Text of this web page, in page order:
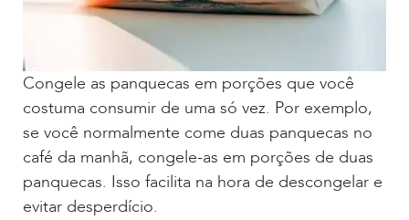
Congele as panquecas em porções que você
costuma consumir de uma só vez. Por exemplo,
se você normalmente come duas panquecas no
café da manhã, congele-as em porções de duas
panquecas. Isso facilita na hora de descongelar e
evitar desperdício.